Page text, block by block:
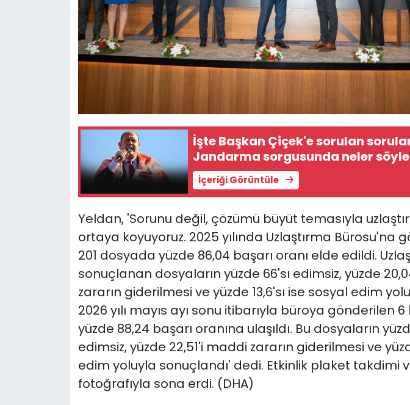
İşte Başkan Çiçek'e sorulan
Jandarma sorgusunda neler
İçeriği Görüntüle
Yeldan, 'Sorunu değil, çözümü büyüt temasıyla
ortaya koyuyoruz. 2025 yılında Uzlaştırma Bürosu'na
201 dosyada yüzde 86,04 başarı oranı elde edildi.
sonuçlanan dosyaların yüzde 66'sı edimsiz, yüzde
zararın giderilmesi ve yüzde 13,6'sı ise sosyal edim
2026 yılı mayıs ayı sonu itibarıyla büroya gönderilen
yüzde 88,24 başarı oranına ulaşıldı. Bu dosyaların
edimsiz, yüzde 22,51'i maddi zararın giderilmesi ve
edim yoluyla sonuçlandı' dedi. Etkinlik plaket takdimi
fotoğrafıyla sona erdi. (DHA)